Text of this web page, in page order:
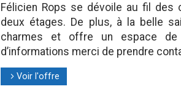
Félicien Rops se dévoile au fil des
deux étages. De plus, à la belle
charmes et offre un espace de
d’informations merci de prendre
l Voir l'offre